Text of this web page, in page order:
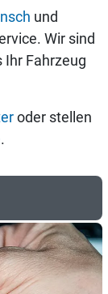
und
Wir sind
Ihr Fahrzeug
oder stellen
.